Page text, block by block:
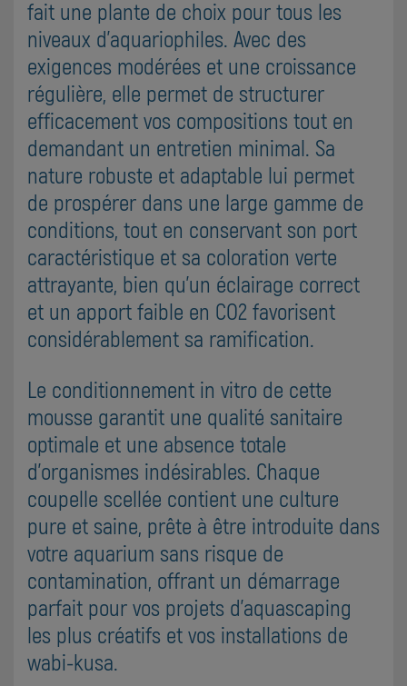
fait une plante de choix pour tous les
niveaux d'aquariophiles. Avec des
exigences modérées et une croissance
régulière, elle permet de structurer
efficacement vos compositions tout en
demandant un entretien minimal. Sa
nature robuste et adaptable lui permet
de prospérer dans une large gamme de
conditions, tout en conservant son port
caractéristique et sa coloration verte
attrayante, bien qu'un éclairage correct
et un apport faible en CO2 favorisent
considérablement sa ramification.
Le conditionnement in vitro de cette
mousse garantit une qualité sanitaire
optimale et une absence totale
d'organismes indésirables. Chaque
coupelle scellée contient une culture
pure et saine, prête à être introduite dans
votre aquarium sans risque de
contamination, offrant un démarrage
parfait pour vos projets d'aquascaping
les plus créatifs et vos installations de
wabi-kusa.